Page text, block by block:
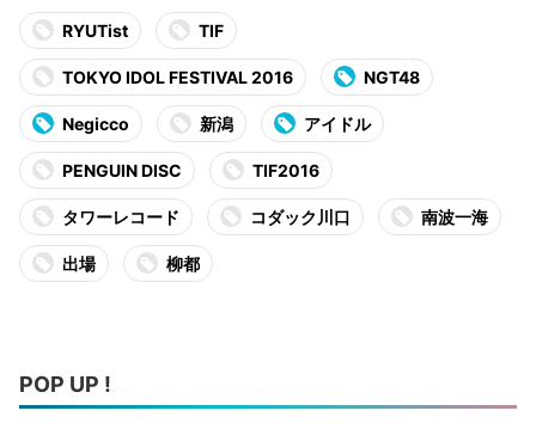
RYUTist TIF
TOKYO IDOL FESTIVAL 2016 NGT48
Negicco 新潟 アイドル
PENGUIN DISC TIF2016
タワーレコード コダック川口 南波一海
出場 柳都
POP UP !